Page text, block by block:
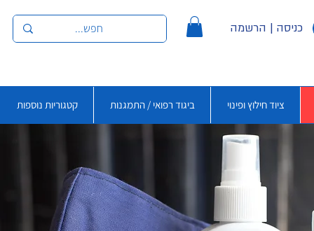
כניסה | הרשמה
ציוד חילוץ ופינוי ביגוד רפואי / התמגנות קטגוריות נוספות